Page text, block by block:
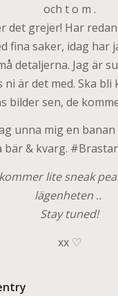
och t o m .
det grejer! Har
fina saker, idag har
detaljerna. Jag är
ni är det med. Ska bli
bilder sen, de
unna mig en
bär & kvarg.
lite sneak
lägenheten ..
Stay tuned!
xx ♡